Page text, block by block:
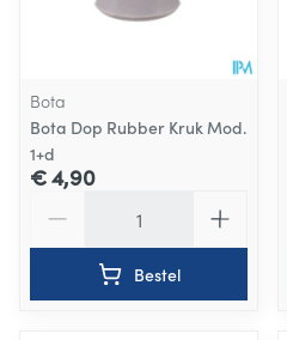
Bota
Bota Dop Rubber Kruk Mod.
1+d
€ 4,90
Bestel